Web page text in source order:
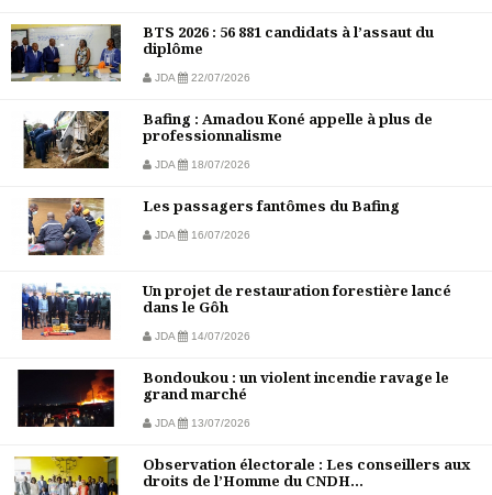
BTS 2026 : 56 881 candidats à l’assaut du
diplôme
JDA 22/07/2026
Bafing : Amadou Koné appelle à plus de
professionnalisme
JDA 18/07/2026
Les passagers fantômes du Bafing
JDA 16/07/2026
Un projet de restauration forestière lancé
dans le Gôh
JDA 14/07/2026
Bondoukou : un violent incendie ravage le
grand marché
JDA 13/07/2026
Observation électorale : Les conseillers aux
droits de l’Homme du CNDH...